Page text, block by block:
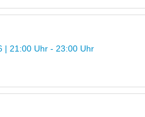
| 21:00 Uhr - 23:00 Uhr